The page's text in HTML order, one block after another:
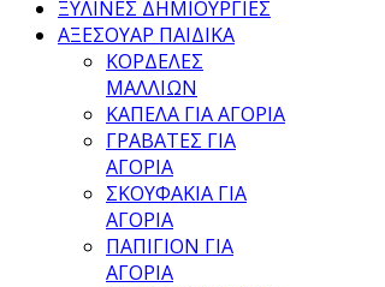
ΞΥΛΙΝΕΣ ΔΗΜΙΟΥΡΓΙΕΣ
ΑΞΕΣΟΥΑΡ ΠΑΙΔΙΚΑ
ΚΟΡΔΕΛΕΣ
ΜΑΛΛΙΩΝ
ΚΑΠΕΛΑ ΓΙΑ ΑΓΟΡΙΑ
ΓΡΑΒΑΤΕΣ ΓΙΑ
ΑΓΟΡΙΑ
ΣΚΟΥΦΑΚΙΑ ΓΙΑ
ΑΓΟΡΙΑ
ΠΑΠΙΓΙΟΝ ΓΙΑ
ΑΓΟΡΙΑ